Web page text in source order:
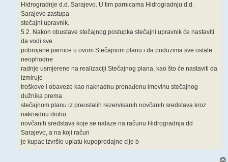
Hidrogradnje d.d. Sarajevo. U tim parnicama Hidrogradnju d.d.
Sarajevo zastupa
stečajni upravnik.
5.2. Nakon obustave stečajnog postupka stečajni upravnik će nastaviti
da vodi sve
pobrojane parnice u ovom Stečajnom planu i da poduzima sve ostale
neophodne
radnje usmjerene na realizaciji Stečajnog plana, kao što će nastaviti da
izmiruje
troškove i obaveze kao naknadnu pronađenu imovinu stečajnog
dužnika prema
stečajnom planu iz preostalih rezervisanih novčanih sredstava kroz
naknadnu diobu
novčanih sredstava koje se nalaze na računu Hidrogradnja dd
Sarajevo, a na koji račun
je kupac izvršio uplatu kupoprodajne cije b